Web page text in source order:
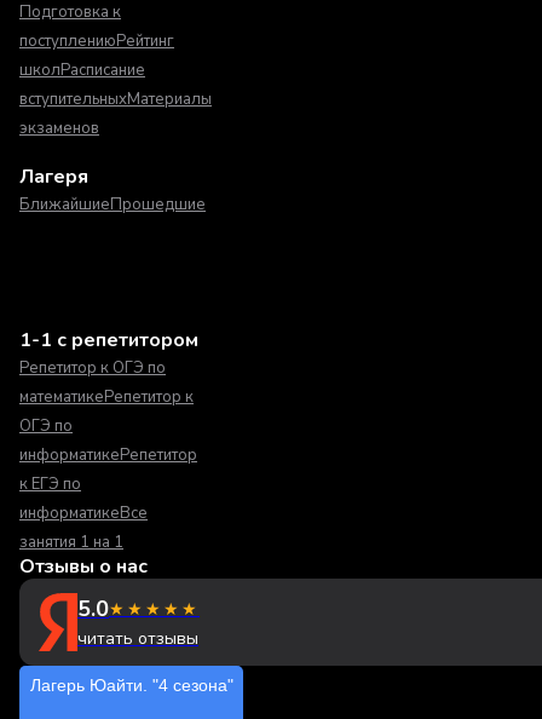
Подготовка к
поступлениюРейтинг
школРасписание
вступительныхМатериалы
экзаменов
Лагеря
БлижайшиеПрошедшие
1-1 с репетитором
Репетитор к ОГЭ по
математикеРепетитор к
ОГЭ по
информатикеРепетитор
к ЕГЭ по
информатикеВсе
занятия 1 на 1
Отзывы о нас
5.0★★★★★
читать отзывы
Лагерь Юайти. "4 сезона"